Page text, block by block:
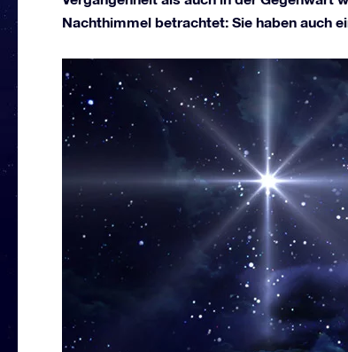
Nachthimmel betrachtet: Sie haben auch